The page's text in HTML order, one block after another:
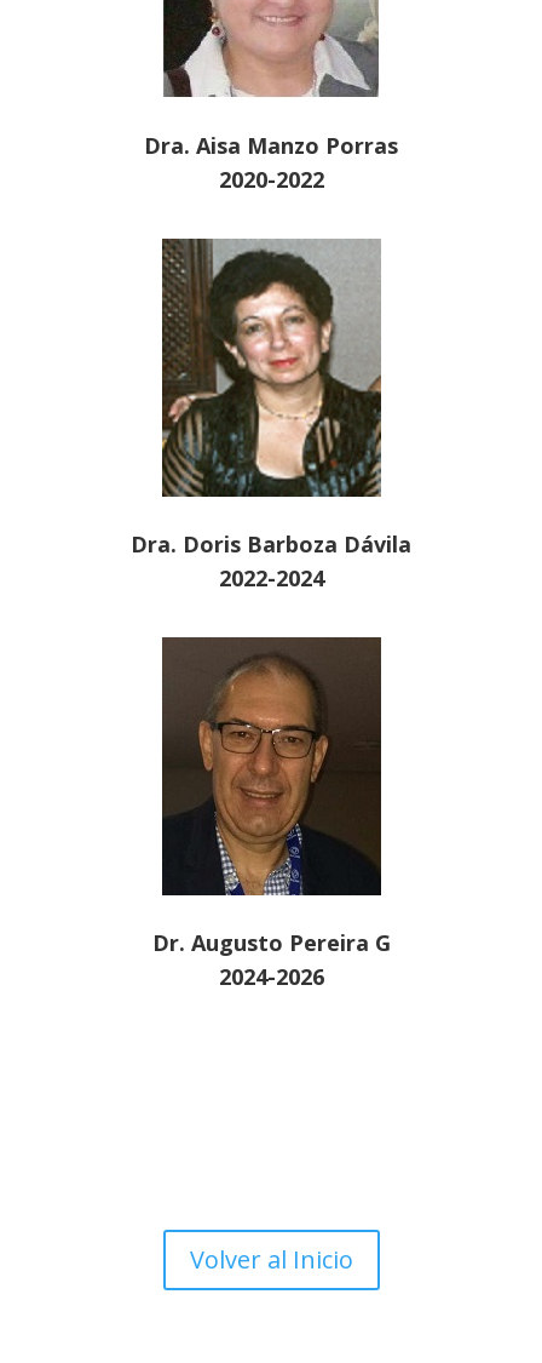
Dra. Aisa Manzo Porras
2020-2022
Dra. Doris Barboza Dávila
2022-2024
Dr. Augusto Pereira G
2024-2026
Volver al Inicio